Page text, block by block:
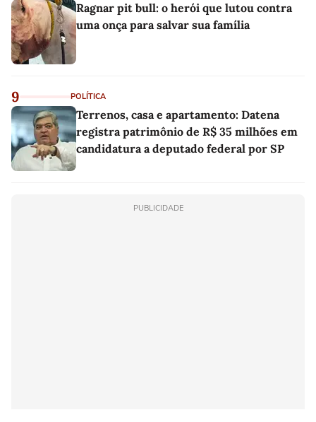
Ragnar pit bull: o herói que lutou contra
uma onça para salvar sua família
9 POLÍTICA
Terrenos, casa e apartamento: Datena
registra patrimônio de R$ 35 milhões em
candidatura a deputado federal por SP
PUBLICIDADE